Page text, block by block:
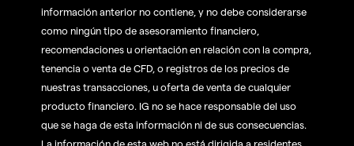
información anterior no contiene, y no debe considerarse
como ningún tipo de asesoramiento financiero,
recomendaciones u orientación en relación con la compra,
tenencia o venta de CFD, o registros de los precios de
nuestras transacciones, u oferta de venta de cualquier
producto financiero. IG no se hace responsable del uso
que se haga de esta información ni de sus consecuencias.
La información de esta web no está dirigida a residentes